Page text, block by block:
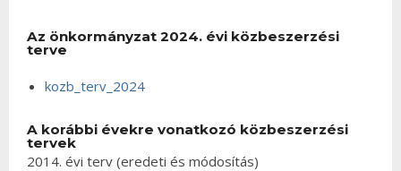
Az önkormányzat 2024. évi közbeszerzési
terve
kozb_terv_2024
A korábbi évekre vonatkozó közbeszerzési
tervek
2014. évi terv (eredeti és módosítás)